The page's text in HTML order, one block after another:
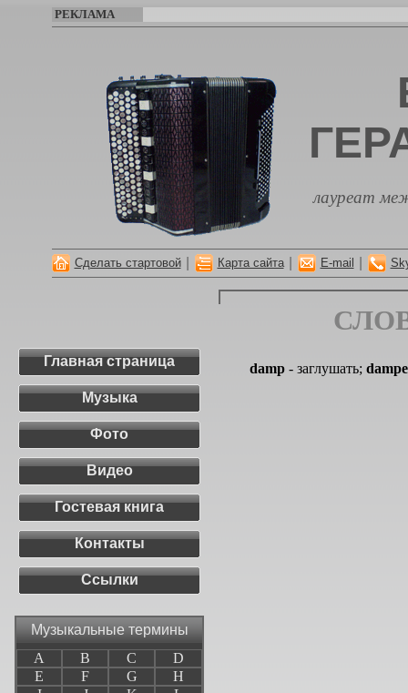
РЕКЛАМА
лауреат
Сделать стартовой Карта сайта E-mail
Главная страница
Музыка
Фото
Видео
Гостевая книга
Контакты
Ссылки
Музыкальные термины
A
B C
D
E
F G
H
damp- заглушать;